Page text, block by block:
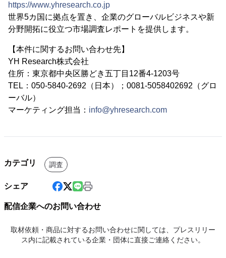
https://www.yhresearch.co.jp
世界5カ国に拠点を置き、企業のグローバルビジネスや新
分野開拓に役立つ市場調査レポートを提供します。
【本件に関するお問い合わせ先】
YH Research株式会社
住所：東京都中央区勝どき五丁目12番4-1203号
TEL：050-5840-2692（日本）；0081-5058402692（グロ
ーバル）
マーケティング担当： info@yhresearch.com
カテゴリ 調査
シェア
配信企業へのお問い合わせ
取材依頼・商品に対するお問い合わせに関しては、プレスリリー
ス内に記載されている企業・団体に直接ご連絡ください。